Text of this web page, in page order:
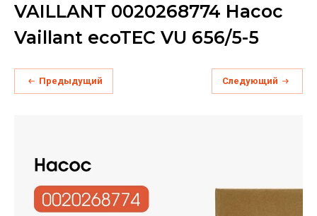
VAILLANT 0020268774 Насос
Vaillant ecoTEC VU 656/5-5
Предыдущий Следующий